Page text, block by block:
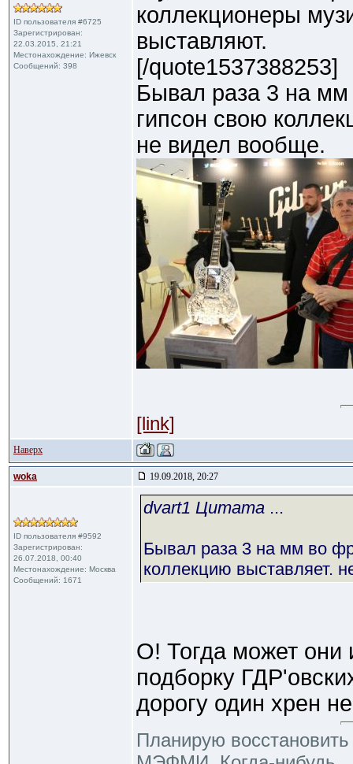
ID пользователя #6725
Зарегистрирован:
22.03.2015, 21:21
Местонахождение: Ижевск
Сообщений: 398
коллекционеры
выставляют.
[/quote1537388253]
Бывал раза 3 на мм
гипсон свою
не видел вообще.
[link]
Наверх
woka 19.09.2018, 20:27
ID пользователя #9592
Зарегистрирован:
26.07.2018, 00:40
Местонахождение: Москва
Сообщений: 1671
dvart1 Цитата ...
Бывал раза 3 на мм во
коллекцию выставляет.
О! Тогда может они
подборку
дорогу один хрен
Планирую